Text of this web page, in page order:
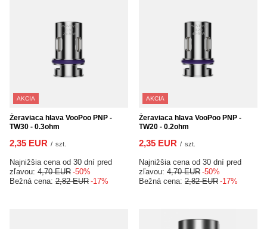
AKCIA
Žeraviaca hlava VooPoo PNP -
TW30 - 0.3ohm
2,35 EUR / szt.
Najnižšia cena od 30 dní pred
zľavou: 4,70 EUR -50%
Bežná cena: 2,82 EUR -17%
AKCIA
Žeraviaca hlava VooPoo PNP -
TW20 - 0.2ohm
2,35 EUR / szt.
Najnižšia cena od 30 dní pred
zľavou: 4,70 EUR -50%
Bežná cena: 2,82 EUR -17%